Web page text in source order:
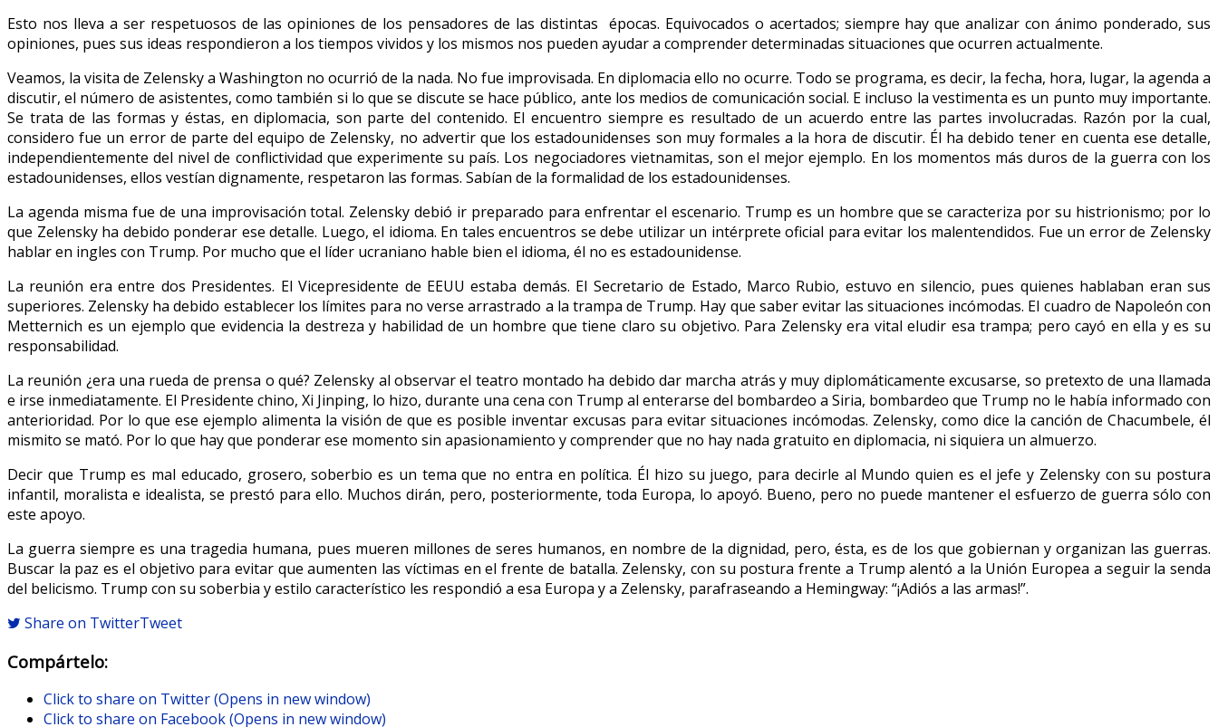
Esto nos lleva a ser respetuosos de las opiniones de los pensadores de las distintas épocas. Equivocados o acertados; siempre hay que analizar con ánimo ponderado, sus
opiniones, pues sus ideas respondieron a los tiempos vividos y los mismos nos pueden ayudar a comprender determinadas situaciones que ocurren actualmente.
Veamos, la visita de Zelensky a Washington no ocurrió de la nada. No fue improvisada. En diplomacia ello no ocurre. Todo se programa, es decir, la fecha, hora, lugar, la agenda a
discutir, el número de asistentes, como también si lo que se discute se hace público, ante los medios de comunicación social. E incluso la vestimenta es un punto muy importante.
Se trata de las formas y éstas, en diplomacia, son parte del contenido. El encuentro siempre es resultado de un acuerdo entre las partes involucradas. Razón por la cual,
considero fue un error de parte del equipo de Zelensky, no advertir que los estadounidenses son muy formales a la hora de discutir. Él ha debido tener en cuenta ese detalle,
independientemente del nivel de conflictividad que experimente su país. Los negociadores vietnamitas, son el mejor ejemplo. En los momentos más duros de la guerra con los
estadounidenses, ellos vestían dignamente, respetaron las formas. Sabían de la formalidad de los estadounidenses.
La agenda misma fue de una improvisación total. Zelensky debió ir preparado para enfrentar el escenario. Trump es un hombre que se caracteriza por su histrionismo; por lo
que Zelensky ha debido ponderar ese detalle. Luego, el idioma. En tales encuentros se debe utilizar un intérprete oficial para evitar los malentendidos. Fue un error de Zelensky
hablar en ingles con Trump. Por mucho que el líder ucraniano hable bien el idioma, él no es estadounidense.
La reunión era entre dos Presidentes. El Vicepresidente de EEUU estaba demás. El Secretario de Estado, Marco Rubio, estuvo en silencio, pues quienes hablaban eran sus
superiores. Zelensky ha debido establecer los límites para no verse arrastrado a la trampa de Trump. Hay que saber evitar las situaciones incómodas. El cuadro de Napoleón con
Metternich es un ejemplo que evidencia la destreza y habilidad de un hombre que tiene claro su objetivo. Para Zelensky era vital eludir esa trampa; pero cayó en ella y es su
responsabilidad.
La reunión ¿era una rueda de prensa o qué? Zelensky al observar el teatro montado ha debido dar marcha atrás y muy diplomáticamente excusarse, so pretexto de una llamada
e irse inmediatamente. El Presidente chino, Xi Jinping, lo hizo, durante una cena con Trump al enterarse del bombardeo a Siria, bombardeo que Trump no le había informado con
anterioridad. Por lo que ese ejemplo alimenta la visión de que es posible inventar excusas para evitar situaciones incómodas. Zelensky, como dice la canción de Chacumbele, él
mismito se mató. Por lo que hay que ponderar ese momento sin apasionamiento y comprender que no hay nada gratuito en diplomacia, ni siquiera un almuerzo.
Decir que Trump es mal educado, grosero, soberbio es un tema que no entra en política. Él hizo su juego, para decirle al Mundo quien es el jefe y Zelensky con su postura
infantil, moralista e idealista, se prestó para ello. Muchos dirán, pero, posteriormente, toda Europa, lo apoyó. Bueno, pero no puede mantener el esfuerzo de guerra sólo con
este apoyo.
La guerra siempre es una tragedia humana, pues mueren millones de seres humanos, en nombre de la dignidad, pero, ésta, es de los que gobiernan y organizan las guerras.
Buscar la paz es el objetivo para evitar que aumenten las víctimas en el frente de batalla. Zelensky, con su postura frente a Trump alentó a la Unión Europea a seguir la senda
del belicismo. Trump con su soberbia y estilo característico les respondió a esa Europa y a Zelensky, parafraseando a Hemingway: “¡Adiós a las armas!”.
Share on TwitterTweet
Compártelo:
Click to share on Twitter (Opens in new window)
Click to share on Facebook (Opens in new window)